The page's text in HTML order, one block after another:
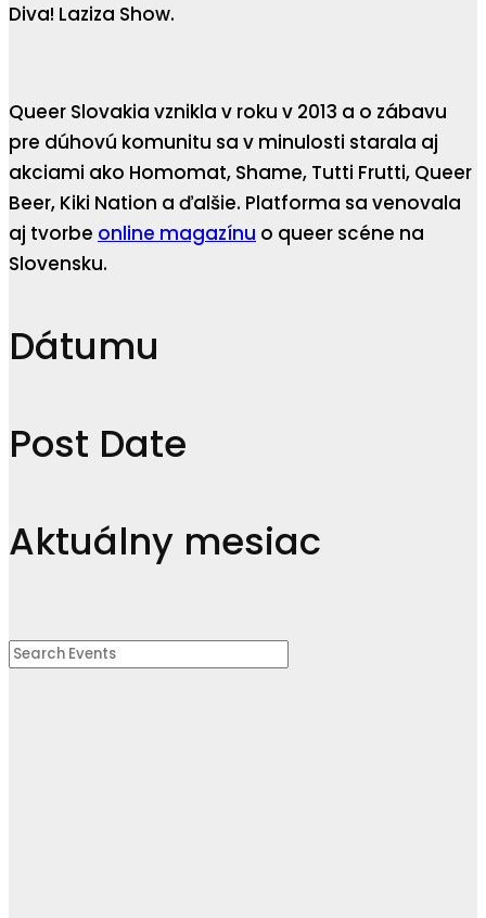
Diva! Laziza Show.
Queer Slovakia vznikla v roku v 2013 a o zábavu
pre dúhovú komunitu sa v minulosti starala aj
akciami ako Homomat, Shame, Tutti Frutti, Queer
Beer, Kiki Nation a ďalšie. Platforma sa venovala
aj tvorbe online magazínu o queer scéne na
Slovensku.
Dátumu
Post Date
Aktuálny mesiac